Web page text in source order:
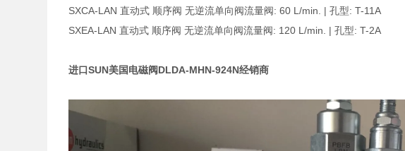
SXCA-LAN 直动式 顺序阀 无逆流单向阀流量阀: 60 L/min. | 孔型: T-11A
SXEA-LAN 直动式 顺序阀 无逆流单向阀流量阀: 120 L/min. | 孔型: T-2A
进口SUN美国电磁阀DLDA-MHN-924N经销商